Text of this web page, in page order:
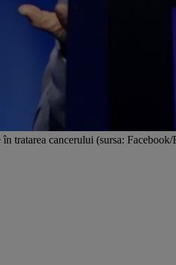
în tratarea cancerului (sursa: